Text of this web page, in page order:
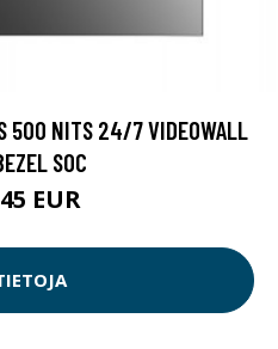
500 NITS 24/7 VIDEOWALL
SOC
EUR